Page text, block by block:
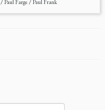
/Paul Farge/Paul Frank